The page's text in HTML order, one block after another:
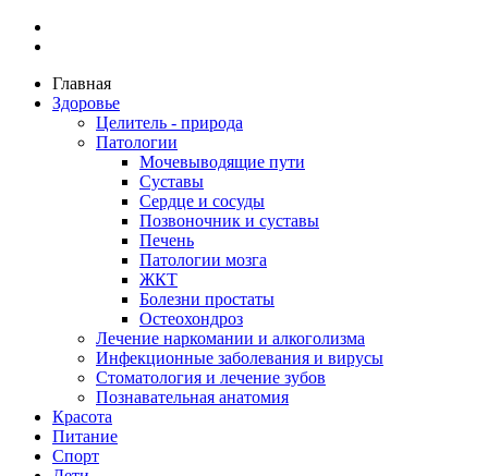
Главная
Здоровье
Целитель - природа
Патологии
Мочевыводящие пути
Суставы
Сердце и сосуды
Позвоночник и суставы
Печень
Патологии мозга
ЖКТ
Болезни простаты
Остеохондроз
Лечение наркомании и алкоголизма
Инфекционные заболевания и вирусы
Стоматология и лечение зубов
Познавательная анатомия
Красота
Питание
Спорт